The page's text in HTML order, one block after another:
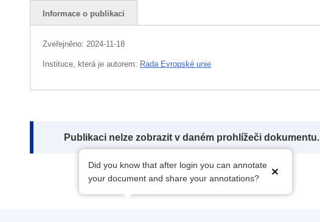
Informace o publikaci
Zveřejněno: 2024-11-18
Instituce, která je autorem: Rada Evropské unie
Note:
Publikaci nelze zobrazit v daném prohlížeči dokumentu.
Did you know that after login you can annotate
your document and share your annotations?